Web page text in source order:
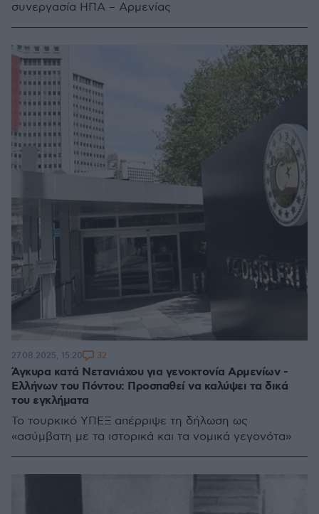
συνεργασία ΗΠΑ – Αρμενίας
Άγκυρα κατά Νετανιάχου για γενοκτονία Αρμενίων -
Ελλήνων του Πόντου: Προσπαθεί να καλύψει τα δικά
του εγκλήματα
Το τουρκικό ΥΠΕΞ απέρριψε τη δήλωση ως
«ασύμβατη με τα ιστορικά και τα νομικά γεγονότα»
27.08.2025, 15:20 32